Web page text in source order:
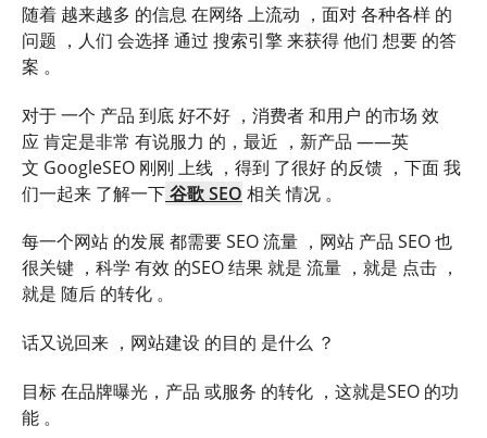
随着 越来越多 的信息 在网络 上流动 ，面对 各种各样 的
问题 ，人们 会选择 通过 搜索引擎 来获得 他们 想要 的答
案 。
对于 一个 产品 到底 好不好 ，消费者 和用户 的市场 效
应 肯定是非常 有说服力 的，最近 ，新产品 ——英
文 GoogleSEO 刚刚 上线 ，得到 了很好 的反馈 ，下面 我
们一起来 了解一下谷歌 SEO 相关 情况 。
每一个网站 的发展 都需要 SEO 流量 ，网站 产品 SEO 也
很关键 ，科学 有效 的SEO 结果 就是 流量 ，就是 点击 ，
就是 随后 的转化 。
话又说回来 ，网站建设 的目的 是什么 ？
目标 在品牌曝光，产品 或服务 的转化 ，这就是SEO 的功
能 。